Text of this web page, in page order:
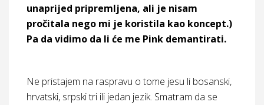
unaprijed pripremljena, ali je nisam
pročitala nego mi je koristila kao koncept.)
Pa da vidimo da li će me Pink demantirati.
Ne pristajem na raspravu o tome jesu li bosanski,
hrvatski, srpski tri ili jedan jezik. Smatram da se